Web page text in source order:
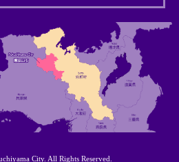
City. All Rights Reserved.